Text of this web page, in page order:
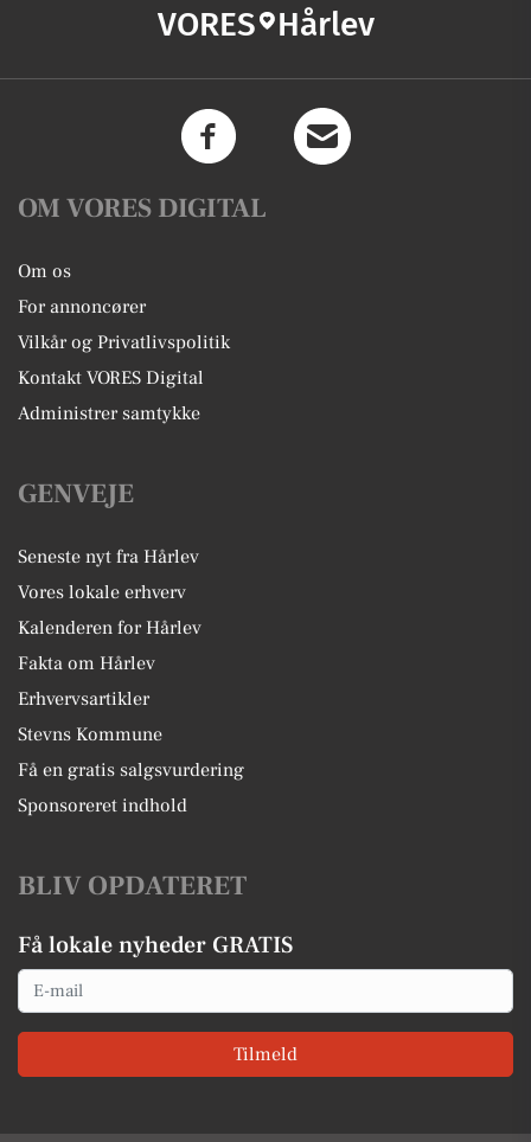
VORES Hårlev
OM VORES DIGITAL
Om os
For annoncører
Vilkår og Privatlivspolitik
Kontakt VORES Digital
Administrer samtykke
GENVEJE
Seneste nyt fra Hårlev
Vores lokale erhverv
Kalenderen for Hårlev
Fakta om Hårlev
Erhvervsartikler
Stevns Kommune
Få en gratis salgsvurdering
Sponsoreret indhold
BLIV OPDATERET
Få lokale nyheder GRATIS
Email
Tilmeld